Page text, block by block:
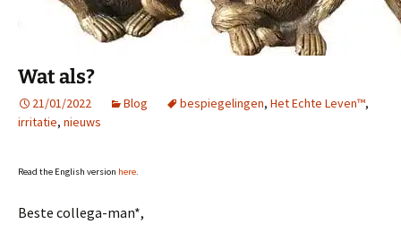
Wat als?
21/01/2022 Blog bespiegelingen, Het Echte Leven™,
irritatie, nieuws
Read the English version here.
Beste collega-man*,